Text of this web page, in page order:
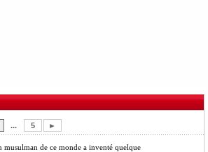
... 5 ►
de ce monde a inventé quelque